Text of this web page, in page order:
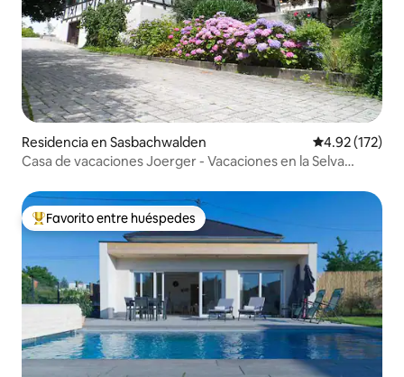
Residencia en Sasbachwalden Calificación
4.92 (172)
Casa de vacaciones Joerger - Vacaciones en la Selva
De los mejores en Favorito entre huéspedes
Favorito entre huéspedes